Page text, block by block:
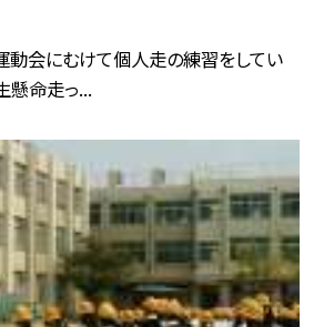
動会にむけて個人走の練習をしてい
懸命走っ...